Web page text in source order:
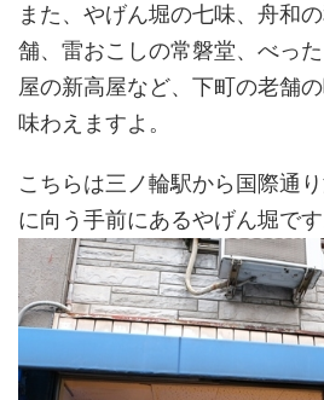
また、やげん堀の七味、舟和
舗、雷おこしの常磐堂、べっ
屋の新高屋など、下町の老舗
味わえますよ。
こちらは三ノ輪駅から国際通
に向う手前にあるやげん堀です